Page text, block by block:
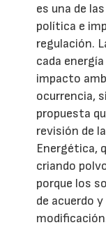
es una de
política e
regulación.
cada
impacto
ocurrencia,
propuesta
revisión de
Energética,
criando
porque los
de acuerdo